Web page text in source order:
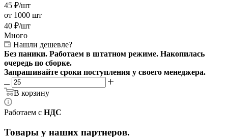
45 ₽/шт
от 1000 шт
40 ₽/шт
Много
Нашли дешевле?
Без паники. Работаем в штатном режиме. Накопилась
очередь по сборке.
Запрашивайте сроки поступления у своего менеджера.
В корзину
Работаем с НДС
Товары у наших партнеров.